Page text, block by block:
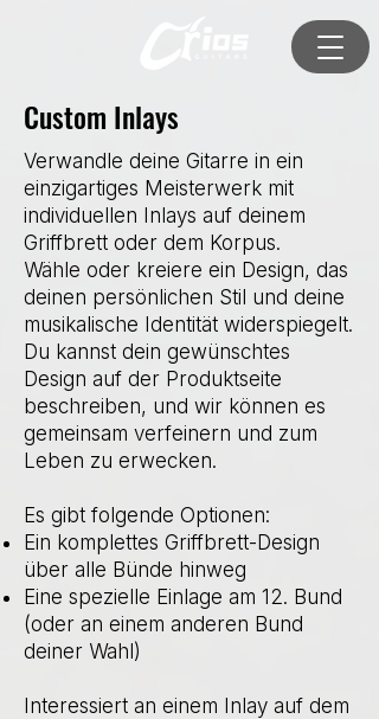
Custom Inlays
Verwandle deine Gitarre in ein
einzigartiges Meisterwerk mit
individuellen Inlays auf deinem
Griffbrett oder dem Korpus.
Wähle oder kreiere ein Design, das
deinen persönlichen Stil und deine
musikalische Identität widerspiegelt.
Du kannst dein gewünschtes
Design auf der Produktseite
beschreiben, und wir können es
gemeinsam verfeinern und zum
Leben zu erwecken.
Es gibt folgende Optionen:
Ein komplettes Griffbrett-Design
über alle Bünde hinweg
Eine spezielle Einlage am 12. Bund
(oder an einem anderen Bund
deiner Wahl)
Interessiert an einem Inlay auf dem